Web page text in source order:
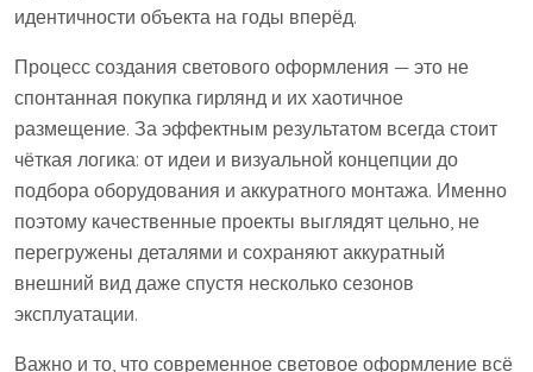
идентичности объекта на годы вперёд.
Процесс создания светового оформления — это не
спонтанная покупка гирлянд и их хаотичное
размещение. За эффектным результатом всегда стоит
чёткая логика: от идеи и визуальной концепции до
подбора оборудования и аккуратного монтажа. Именно
поэтому качественные проекты выглядят цельно, не
перегружены деталями и сохраняют аккуратный
внешний вид даже спустя несколько сезонов
эксплуатации.
Важно и то, что современное световое оформление всё